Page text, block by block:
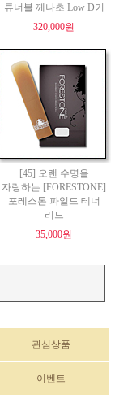
튜너블 께나초 Low D키
320,000원
[45] 오랜 수명을
자랑하는 [FORESTONE]
포레스톤 파일드 테너
리드
35,000원
관심상품
이벤트